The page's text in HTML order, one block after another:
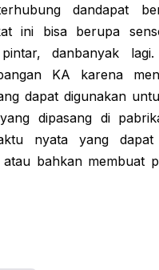
dandapat
ini bisa berupa
danbanyak
KA karena
dapat digunakan
dipasang di
nyata yang dapat
bahkan membuat